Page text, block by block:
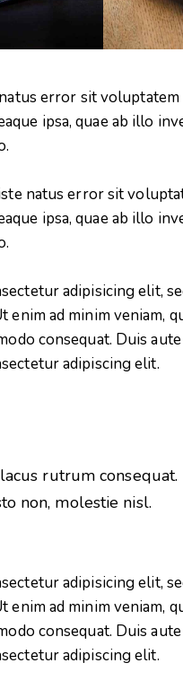
error sit
ipsa, quae ab illo
natus error sit
ipsa, quae ab illo
adipisicing elit,
enim ad minim veniam,
consequat. Duis
adipiscing elit.
rutrum
non, molestie nisl.
adipisicing elit,
enim ad minim veniam,
consequat. Duis
adipiscing elit.